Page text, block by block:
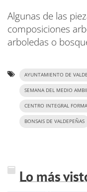
Algunas de las
composiciones
arboledas o
AYUNTAMIENTO DE
SEMANA DEL MEDIO
CENTRO INTEGRAL
BONSAIS DE VALDEPEÑAS
Lo más